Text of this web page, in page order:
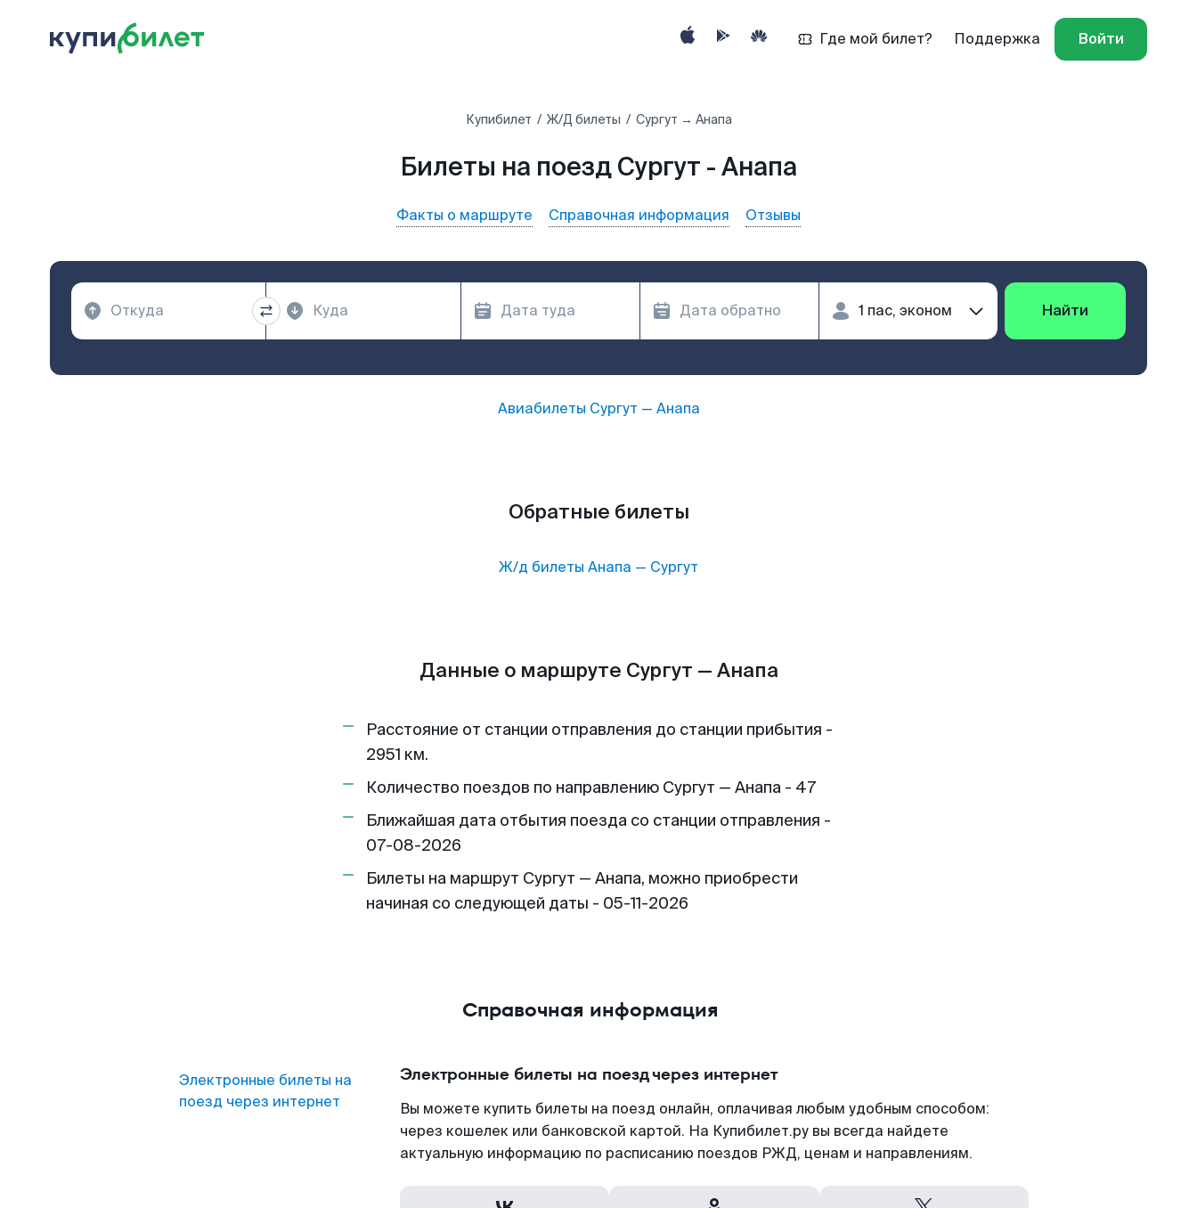
Где мой билет? Поддержка Войти
Купибилет Ж/Д билеты Сургут → Анапа
Билеты на поезд Сургут - Анапа
Факты о маршруте Справочная информация Отзывы
Найти
Авиабилеты Сургут — Анапа
Обратные билеты
Ж/д билеты Анапа — Сургут
Данные о маршруте Сургут — Анапа
Расстояние от станции отправления до станции прибытия -
2951 км.
Количество поездов по направлению Сургут — Анапа - 47
Ближайшая дата отбытия поезда со станции отправления -
07-08-2026
Билеты на маршрут Сургут — Анапа, можно приобрести
начиная со следующей даты - 05-11-2026
Справочная информация
Электронные билеты на
поезд через интернет
Электронные билеты на поезд через интернет
Вы можете купить билеты на поезд онлайн, оплачивая любым удобным способом:
через кошелек или банковской картой. На Купибилет.ру вы всегда найдете
актуальную информацию по расписанию поездов РЖД, ценам и направлениям.